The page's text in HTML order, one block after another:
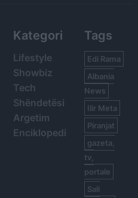
Kategori
Lifestyle
Showbiz
Tech
Shëndetësi
Argetim
Enciklopedi
Tags
Edi Rama
Albania
News
Ilir Meta
Piranjat
gazeta,
tv,
portale
Sali